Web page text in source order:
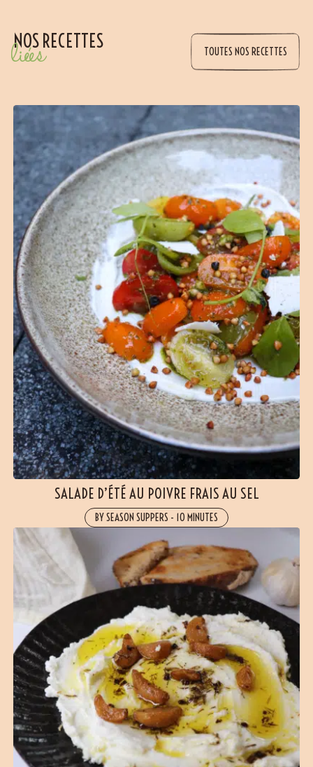
NOS RECETTES
liées TOUTES NOS RECETTES
SALADE D’ÉTÉ AU POIVRE FRAIS AU SEL
BY SEASON SUPPERS - 10 MINUTES